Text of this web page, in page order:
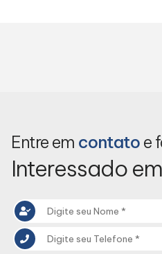
Entre em contato e
Interessado